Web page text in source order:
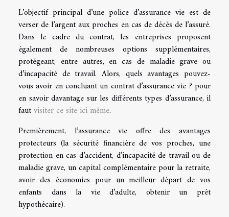
L’objectif principal d’une police d’assurance vie est de
verser de l’argent aux proches en cas de décès de l’assuré.
Dans le cadre du contrat, les entreprises proposent
également de nombreuses options supplémentaires,
protégeant, entre autres, en cas de maladie grave ou
d’incapacité de travail. Alors, quels avantages pouvez-
vous avoir en concluant un contrat d’assurance vie ? pour
en savoir davantage sur les différents types d’assurance, il
fautvisiter ce site ici même.
Premièrement, l’assurance vie offre des avantages
protecteurs (la sécurité financière de vos proches, une
protection en cas d’accident, d’incapacité de travail ou de
maladie grave, un capital complémentaire pour la retraite,
avoir des économies pour un meilleur départ de vos
enfants dans la vie d’adulte, obtenir un prêt
hypothécaire).